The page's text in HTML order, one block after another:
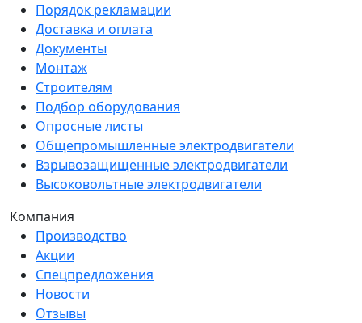
Порядок рекламации
Доставка и оплата
Документы
Монтаж
Строителям
Подбор оборудования
Опросные листы
Общепромышленные электродвигатели
Взрывозащищенные электродвигатели
Высоковольтные электродвигатели
Компания
Производство
Акции
Спецпредложения
Новости
Отзывы